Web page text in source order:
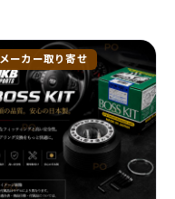
メーカー取り寄せ